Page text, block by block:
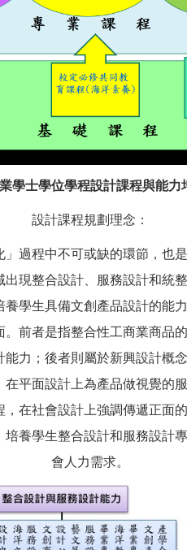
學士學位學程設計課程與能力
設計課程規劃理念：
過程中不可或缺的環節，也
現整合設計、服務設計和統
學生具備文創產品設計的能
前者是指整合性工商業商品
力；後者則屬於新興設計概
平面設計上為產品做視覺的
，在社會設計上強調傳遞正面
養學生整合設計和服務設計
會人力需求。